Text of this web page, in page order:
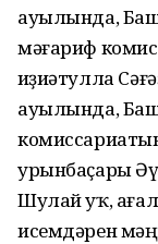
ауылында,
мәғариф
Һиҙиәтулла
ауылында,
урынбаҫары
Шулай уҡ,
исемдәрен